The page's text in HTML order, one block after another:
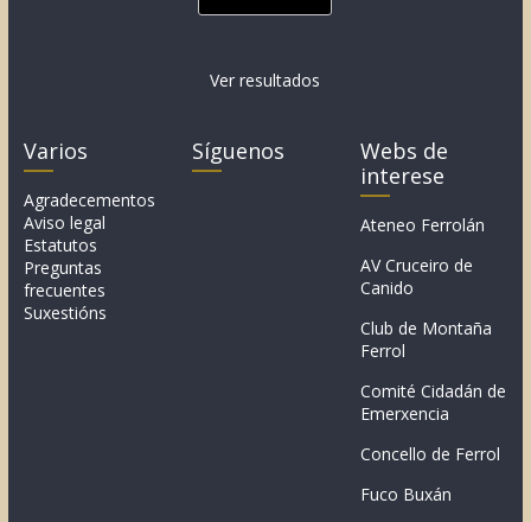
Ver resultados
Varios
Agradecementos
Aviso legal
Estatutos
Preguntas
frecuentes
Suxestións
Síguenos
Webs de
interese
Ateneo Ferrolán
AV Cruceiro de
Canido
Club de Montaña
Ferrol
Comité Cidadán de
Emerxencia
Concello de Ferrol
Fuco Buxán